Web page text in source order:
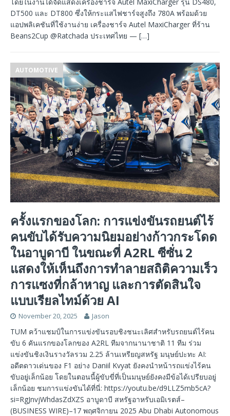
DT500 และ DT800 ซึ่งให้กระแสไฟชาร์จสูงถึง 780A พร้อมด้วย
แอปพลิเคชันที่ใช้งานง่าย เครื่องชาร์จ Autel MaxiCharger ที่ร้าน
Beans2Cup @Ratchada ประเทศไทย — […]
AUTOMOTIVE
ครั้งแรกของโลก: การแข่งขันรถยนต์ไร้
คนขับได้รับความนิยมอย่างก้าวกระโดด
ในอาบูดาบี ในขณะที่ A2RL ซีซั่น 2
แสดงให้เห็นถึงการทำลายสถิติความเร็ว
การแซงที่กล้าหาญ และการตัดสินใจ
แบบเรียลไทม์ด้วย AI
November 20, 2025 Jason
TUM คว้าแชมป์ในการแข่งขันรอบชิงชนะเลิศสำหรับรถยนต์ไร้คน
ขับ 6 คันแรกของโลกของ A2RL ทีมจากนานาชาติ 11 ทีม ร่วม
แข่งขันชิงเงินรางวัลรวม 2.25 ล้านเหรียญสหรัฐ มนุษย์ปะทะ AI:
อดีตดาวเด่นของ F1 อย่าง Daniil Kvyat ยังคงนำหน้ารถแข่งไร้คน
ขับอยู่เล็กน้อย โดยในตอนนี้ผู้ขับขี่ที่เป็นมนุษย์ยังคงมีข้อได้เปรียบอยู่
เล็กน้อย ชมการแข่งขันได้ที่นี่: https://youtu.be/d9LLZ5mb5cA?
si=RgJnvjWhdasZdXZS อาบูดาบี สหรัฐอาหรับเอมิเรตส์–
(BUSINESS WIRE)–17 พฤศจิกายน 2025 Abu Dhabi Autonomous